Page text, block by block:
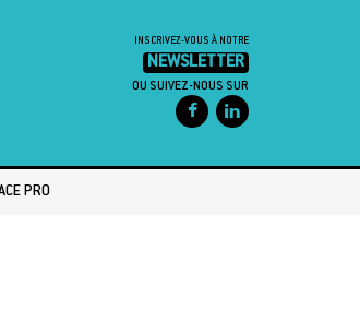
INSCRIVEZ-VOUS À NOTRE
NEWSLETTER
OU SUIVEZ-NOUS SUR
PRO